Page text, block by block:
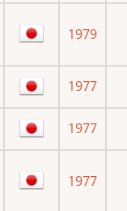
1979
1977
1977
1977